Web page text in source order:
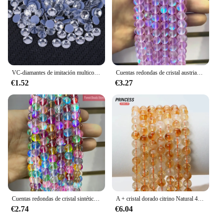
VC-diamantes de imitación multicolores para decoración de ropa, cristal de SS6-SS30, fijación en caliente, Parte posterior plana, piedras para bricolaje, arte de uñas, tela
€1.52
Cuentas redondas de cristal austriaco para la fabricación de joyas, purpurina, Luna, piedra, para hacer pulseras, collares, hebra de 15 ", 6, 8, 10 y 12MM
€3.27
Cuentas redondas de cristal sintético austriaco para fabricación de joyas, cuentas coloridas de piedra de Luna brillante, pulsera DIY, collar, hebra de 15 ", 6 MM, 8 MM, 10 MM, 12MM
€2.74
A + cristal dorado citrino Natural 4 6 8 10mm cuentas de energía de cuarzo curativo para hacer joyería pulsera collar accesorios DIY
€6.04